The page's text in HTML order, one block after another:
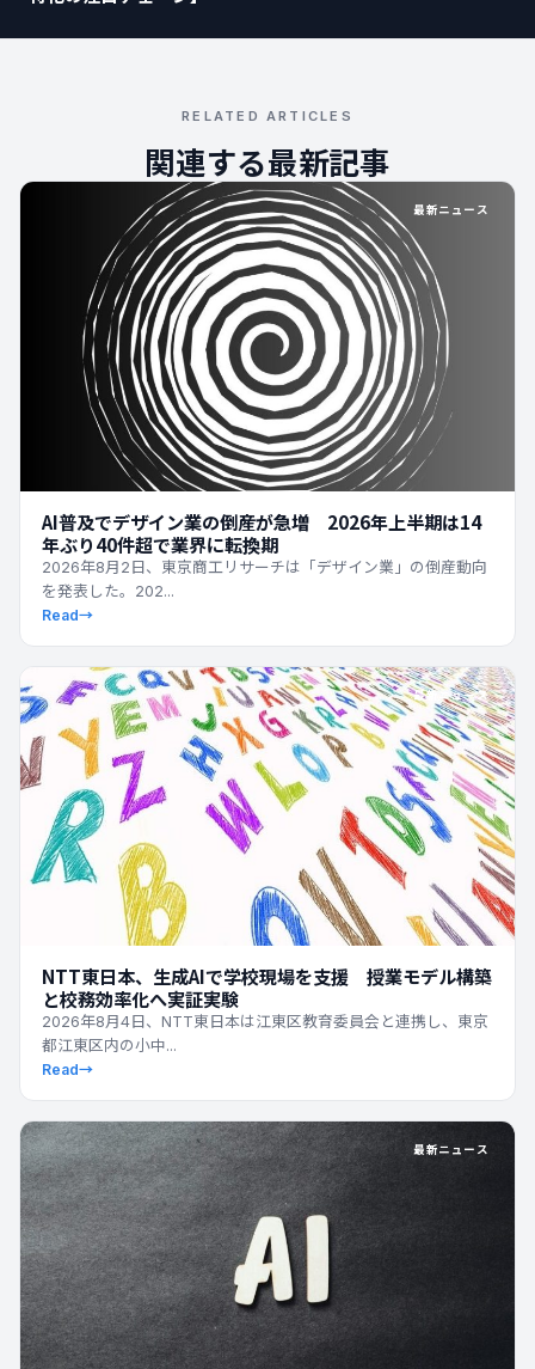
RELATED ARTICLES
関連する最新記事
最新ニュース
AI普及でデザイン業の倒産が急増 2026年上半期は14
年ぶり40件超で業界に転換期
2026年8月2日、東京商工リサーチは「デザイン業」の倒産動向
を発表した。202...
Read→
最新ニュース
NTT東日本、生成AIで学校現場を支援 授業モデル構築
と校務効率化へ実証実験
2026年8月4日、NTT東日本は江東区教育委員会と連携し、東京
都江東区内の小中...
Read→
最新ニュース